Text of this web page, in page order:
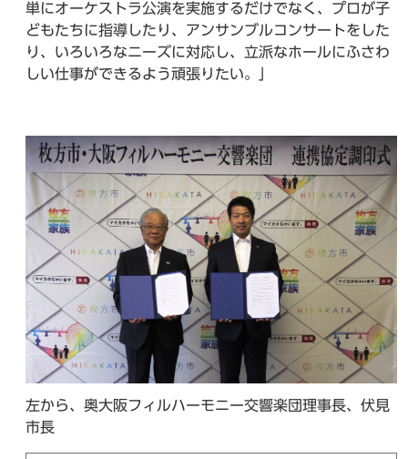
単にオーケストラ公演を実施するだけでなく、プロが子
どもたちに指導したり、アンサンブルコンサートをした
り、いろいろなニーズに対応し、立派なホールにふさわ
しい仕事ができるよう頑張りたい。」
左から、奥大阪フィルハーモニー交響楽団理事長、伏見
市長